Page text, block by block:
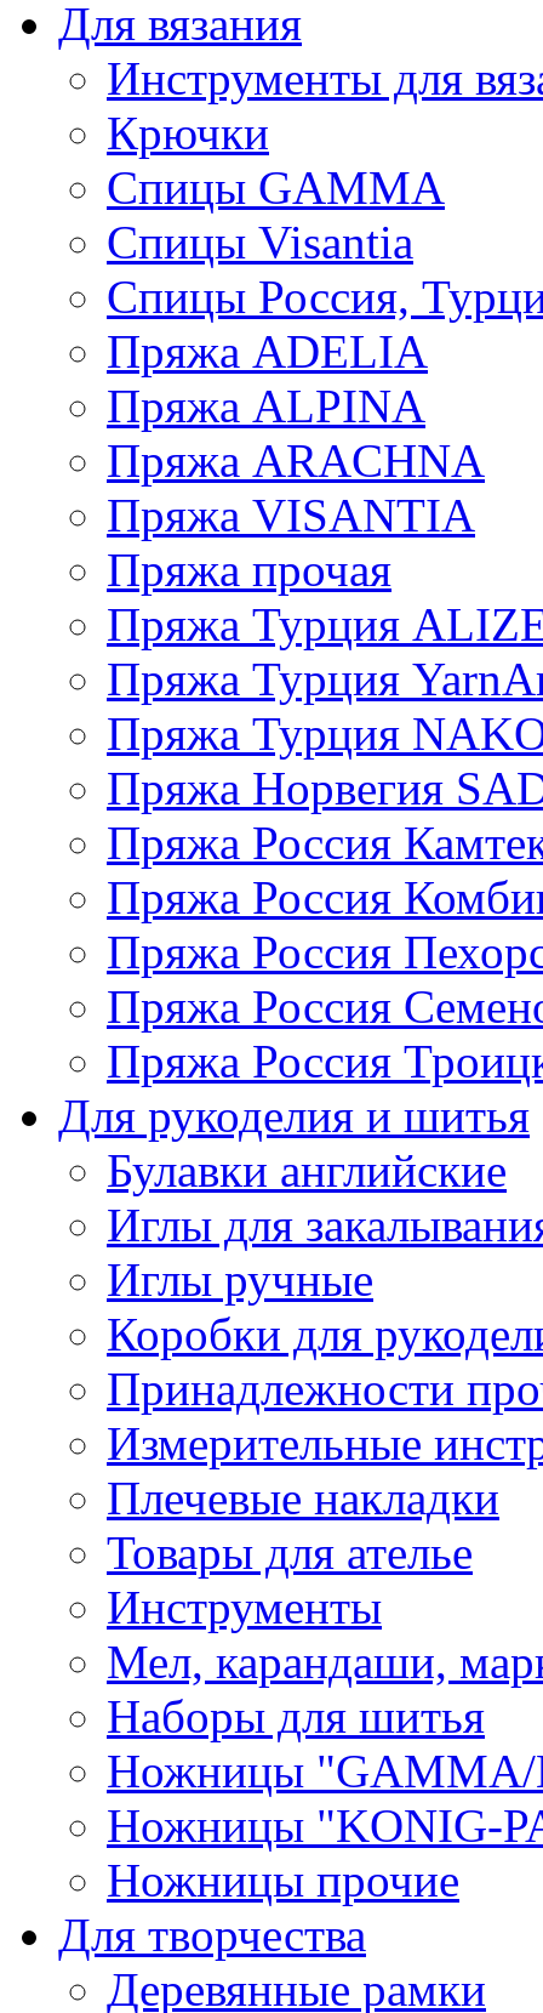
Для вязания
Инструменты для
Крючки
Спицы GAMMA
Спицы Visantia
Спицы Россия,
Пряжа ADELIA
Пряжа ALPINA
Пряжа ARACHNA
Пряжа VISANTIA
Пряжа прочая
Пряжа Турция
Пряжа Турция
Пряжа Турция
Пряжа Норвегия
Пряжа Россия
Пряжа Россия
Пряжа Россия
Пряжа Россия
Пряжа Россия
Для рукоделия и шитья
Булавки английские
Иглы для
Иглы ручные
Коробки для
Принадлежности
Измерительные
Плечевые накладки
Товары для ателье
Инструменты
Мел, карандаши,
Наборы для шитья
Ножницы "GAMMA/
Ножницы "KONIG-
Ножницы прочие
Для творчества
Деревянные рамки